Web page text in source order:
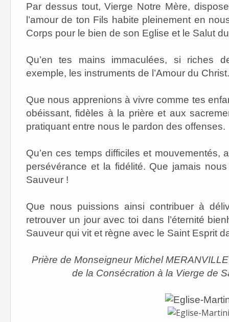
Par dessus tout, Vierge Notre Mère,
l’amour de ton Fils habite pleinement en
Corps pour le bien de son Eglise et le Salut
Qu’en tes mains immaculées, si riches
exemple, les instruments de l’Amour du Christ.
Que nous apprenions à vivre comme tes
obéissant, fidèles à la prière et aux
pratiquant entre nous le pardon des offenses.
Qu’en ces temps difficiles et
persévérance et la fidélité. Que jamais
Sauveur !
Que nous puissions ainsi contribuer à
retrouver un jour avec toi dans l’éternité
Sauveur qui vit et règne avec le Saint Esprit
Prière de Monseigneur Michel
de la Consécration à la Vierge de